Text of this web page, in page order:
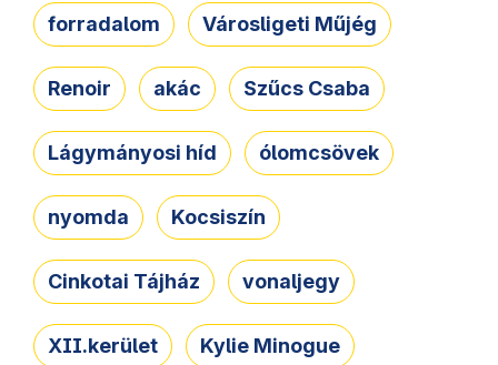
forradalom Városligeti Műjég
Renoir akác Szűcs Csaba
Lágymányosi híd ólomcsövek
nyomda Kocsiszín
Cinkotai Tájház vonaljegy
XII.kerület Kylie Minogue